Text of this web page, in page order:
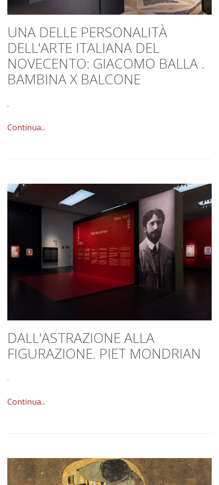
UNA DELLE PERSONALITÀ
DELL'ARTE ITALIANA DEL
NOVECENTO: GIACOMO BALLA .
BAMBINA X BALCONE
.
Continua...
DALL'ASTRAZIONE ALLA
FIGURAZIONE. PIET MONDRIAN
.
Continua...